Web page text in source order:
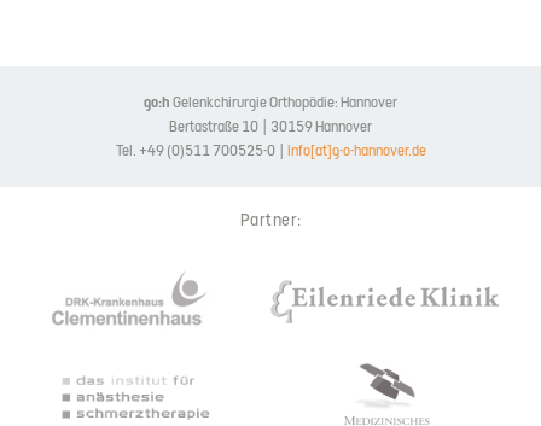
go:h Gelenkchirurgie Orthopädie: Hannover
Bertastraße 10 | 30159 Hannover
Tel. +49 (0)511 700525-0 | Info[at]g-o-hannover.de
Partner: